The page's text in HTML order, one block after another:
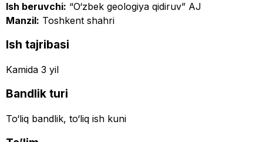
Ish beruvchi: “O‘zbek geologiya qidiruv” AJ
Manzil: Toshkent shahri
Ish tajribasi
Kamida 3 yil
Bandlik turi
To‘liq bandlik, to‘liq ish kuni